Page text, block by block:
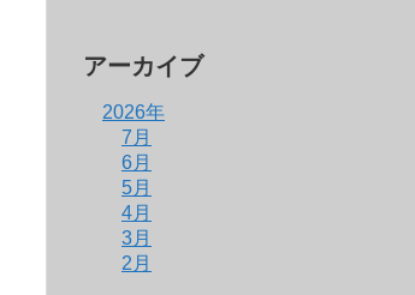
アーカイブ
2026年
7月
6月
5月
4月
3月
2月